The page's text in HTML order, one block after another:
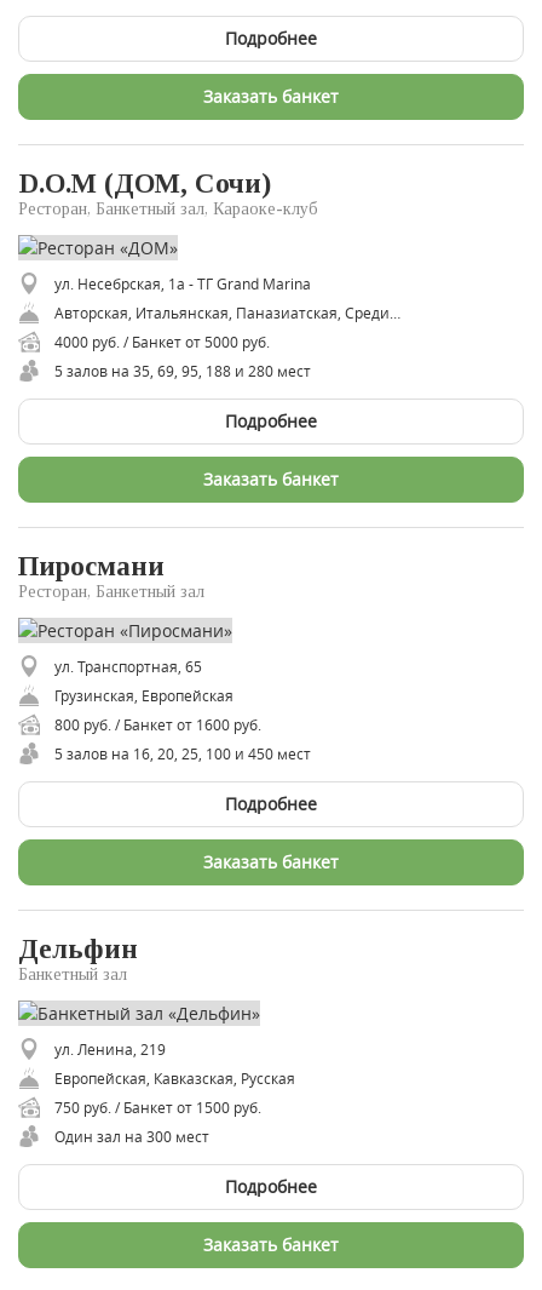
Подробнее
Заказать банкет
D.O.M (ДОМ, Сочи)
Ресторан, Банкетный зал, Караоке-клуб
ул. Несебрская, 1а - ТГ Grand Marina
4000 руб. / Банкет от 5000 руб.
5 залов на 35, 69, 95, 188 и 280 мест
Подробнее
Заказать банкет
Пиросмани
Ресторан, Банкетный зал
ул. Транспортная, 65
Грузинская, Европейская
800 руб. / Банкет от 1600 руб.
5 залов на 16, 20, 25, 100 и 450 мест
Подробнее
Заказать банкет
Дельфин
Банкетный зал
ул. Ленина, 219
Европейская, Кавказская, Русская
750 руб. / Банкет от 1500 руб.
Один зал на 300 мест
Подробнее
Заказать банкет